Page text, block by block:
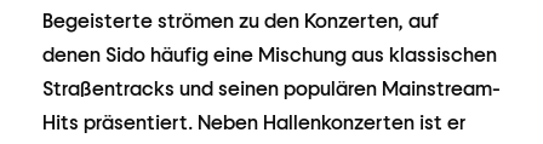
Begeisterte strömen zu den Konzerten, auf
denen Sido häufig eine Mischung aus klassischen
Straßentracks und seinen populären Mainstream-
Hits präsentiert. Neben Hallenkonzerten ist er